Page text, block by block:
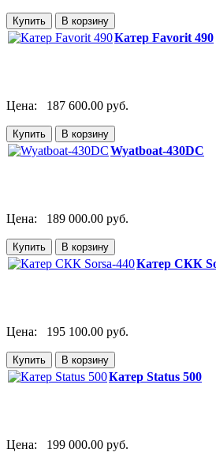
Катер Favorit 490
Цена: 187 600.00 руб.
Wyatboat-430DC
Цена: 189 000.00 руб.
Катер СКК
Цена: 195 100.00 руб.
Катер Status 500
Цена: 199 000.00 руб.